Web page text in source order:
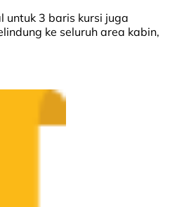
untuk 3 baris kursi juga
ke seluruh area kabin,